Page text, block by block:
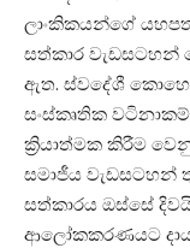
ලාංකිකයන්ගේ
සත්කාර
ඇත. ස්වදේශී
සංස්කෘතික වටිනාකම්
ක්‍රියාත්මක කිරීම
සමාජීය
සත්කාරය ඔස්සේ
ආලෝකකරණයට